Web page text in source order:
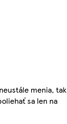
menia, tak
sa len na